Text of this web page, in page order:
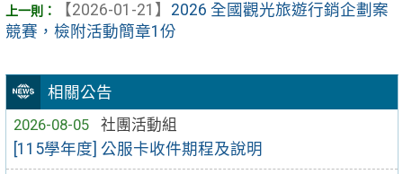
相關公告
2026-08-05
社團活動組
[115學年度] 公服卡收件期程及說明
【2026-01-21】 2026 全國觀光旅遊行銷企劃案
競賽，檢附活動簡章1份